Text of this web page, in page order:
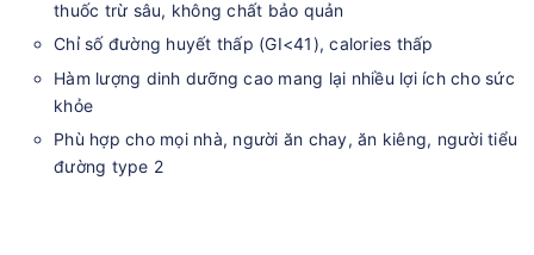
thuốc trừ sâu, không chất bảo quản
Chỉ số đường huyết thấp (GI<41), calories thấp
Hàm lượng dinh dưỡng cao mang lại nhiều lợi ích cho sức
khỏe
Phù hợp cho mọi nhà, người ăn chay, ăn kiêng, người tiểu
đường type 2